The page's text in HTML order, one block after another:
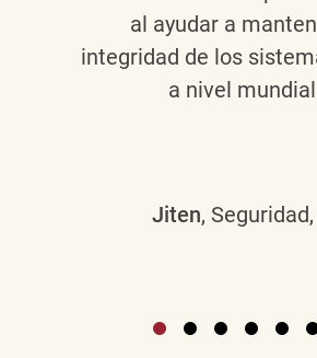
al ayudar a
integridad de los
a nivel
Jiten,